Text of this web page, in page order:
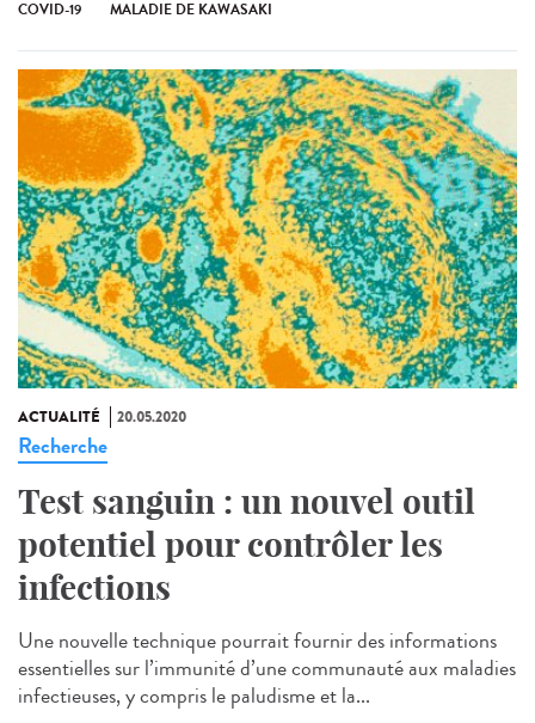
COVID-19 MALADIE DE KAWASAKI
ACTUALITÉ 20.05.2020
Recherche
Test sanguin : un nouvel outil
potentiel pour contrôler les
infections
Une nouvelle technique pourrait fournir des informations
essentielles sur l’immunité d’une communauté aux maladies
infectieuses, y compris le paludisme et la...